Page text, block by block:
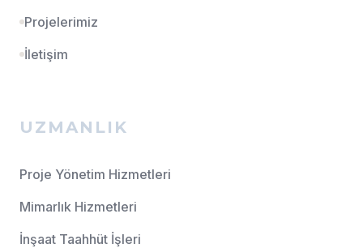
Projelerimiz
İletişim
UZMANLIK
Proje Yönetim Hizmetleri
Mimarlık Hizmetleri
İnşaat Taahhüt İşleri